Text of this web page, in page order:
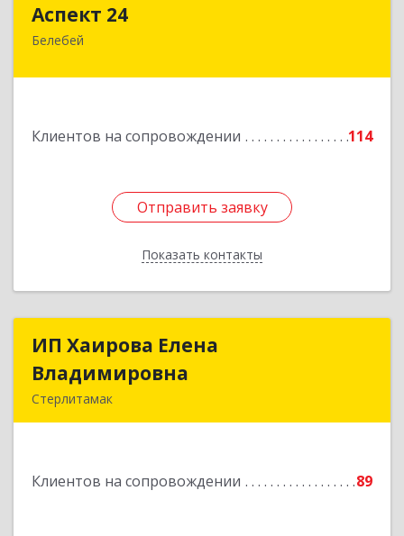
Аспект 24
Белебей
Клиентов на сопровождении 114
Отправить заявку
Показать контакты
452000, Башкортостан Респ, Белебей г, им
Отправить заявку
Назад
ИП Хаирова Елена
Владимировна
Стерлитамак
Клиентов на сопровождении 89
ИП Хаирова Елена